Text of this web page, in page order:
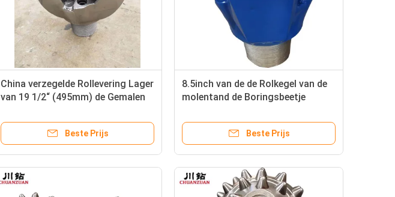
China verzegelde Rollevering Lager
van 19 1/2“ (495mm) de Gemalen
Tandboor
Beste Prijs
8.5inch van de de Rolkegel van de
molentand de Boringsbeetje
Beste Prijs